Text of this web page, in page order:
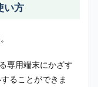
い方
専用端末にかざす
ることができま